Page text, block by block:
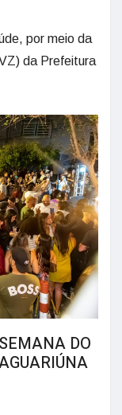
por meio da
da Prefeitura
DO